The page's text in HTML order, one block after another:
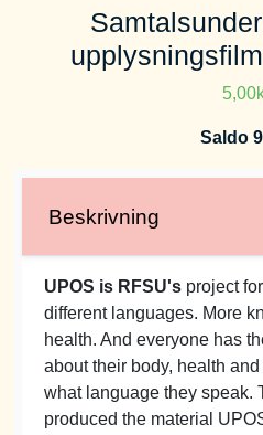
Saldo
Beskrivning
UPOS is RFSU's project
different languages. More
health. And everyone has
about their body, health
what language they speak.
produced the material